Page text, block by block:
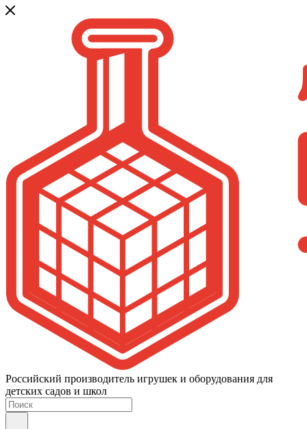
Российский производитель игрушек и оборудования для
детских садов и школ